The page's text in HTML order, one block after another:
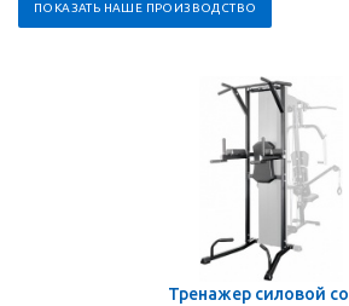
ПОКАЗАТЬ НАШЕ ПРОИЗВОДСТВО
Тренажер силовой со